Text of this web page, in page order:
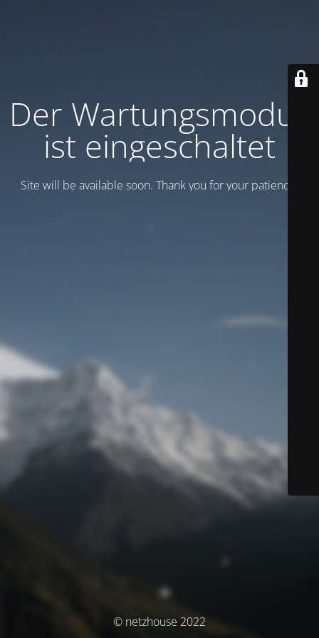
Der Wartungsmodus
ist eingeschaltet
Site will be available soon. Thank you for your patience!
© netzhouse 2022